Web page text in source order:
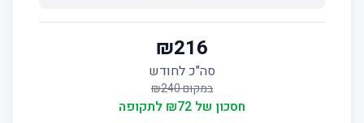
₪216
סה"כ לחודש
במקום ₪240
חסכון של ₪ 72 לתקופה